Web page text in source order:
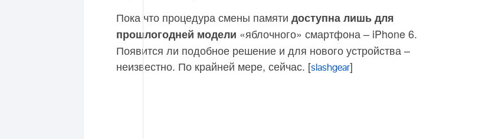
Пока что процедура смены памяти доступна лишь для
прошлогодней модели «яблочного» смартфона – iPhone 6.
Появится ли подобное решение и для нового устройства –
неизвестно. По крайней мере, сейчас. [slashgear]